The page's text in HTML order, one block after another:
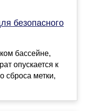
безопасного
бассейне,
опускается к
сброса метки,